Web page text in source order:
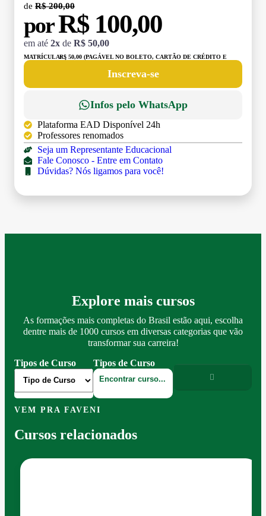
de R$ 200,00
porR$ 100,00
em até 2x de R$ 50,00
MATRÍCULA:R$ 50,00 (PAGÁVEL NO BOLETO, CARTÃO DE CRÉDITO E
Inscreva-se
Infos pelo WhatsApp
Plataforma EAD Disponível 24h
Professores renomados
Seja um Representante Educacional
Fale Conosco - Entre em Contato
Dúvidas? Nós ligamos para você!
Explore mais cursos
As formações mais completas do Brasil estão aqui, escolha
dentre mais de 1000 cursos em diversas categorias que vão
transformar sua carreira!
Tipos de Curso
Tipos de Curso
VEM PRA FAVENI
Cursos relacionados